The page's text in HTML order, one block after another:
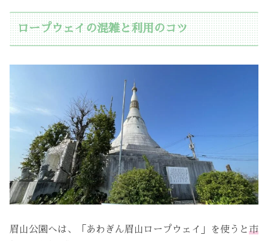
ロープウェイの混雑と利用のコツ
眉山公園へは、「あわぎん眉山ロープウェイ」を使うと市